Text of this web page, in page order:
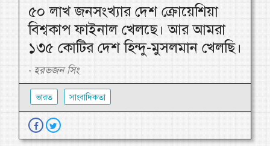
৫০ লাখ জনসংখ্যার দেশ ক্রোয়েশিয়া
বিশ্বকাপ ফাইনাল খেলছে। আর আমরা
১৩৫ কোটির দেশ হিন্দু-মুসলমান খেলছি।
- হরভজন সিং
ভারত সাংবাদিকতা